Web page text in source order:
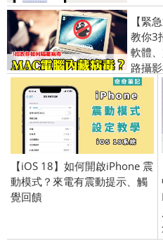
【緊
教你3
軟體
路攝影
【iOS 18】如何開啟iPhone 震
動模式？來電有震動提示、觸
覺回饋